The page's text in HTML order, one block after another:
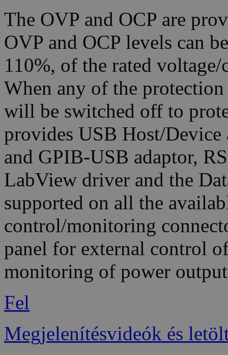
The OVP and OCP are
OVP and OCP levels can
110%, of the rated
When any of the
will be switched off to
provides USB Host/Device
and GPIB-USB adaptor,
LabView driver and the
supported on all the
control/monitoring
panel for external control
monitoring of power
Fel
Megjelenítésvideók és